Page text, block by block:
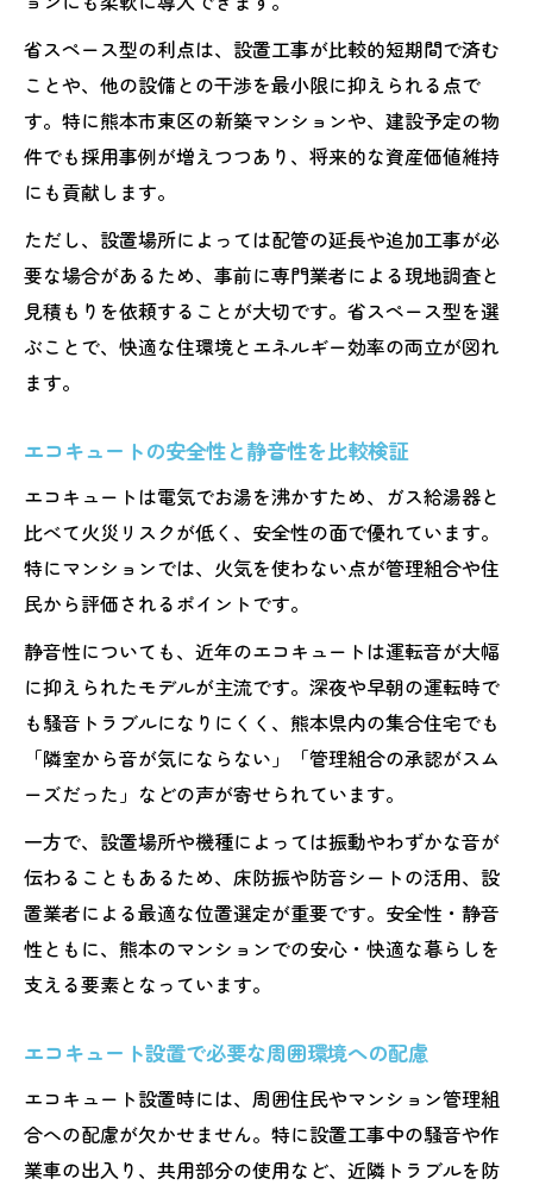
省スペース型の利点は、設置工事が比較的短期間で済む
ことや、他の設備との干渉を最小限に抑えられる点で
す。特に熊本市東区の新築マンションや、建設予定の物
件でも採用事例が増えつつあり、将来的な資産価値維持
にも貢献します。
ただし、設置場所によっては配管の延長や追加工事が必
要な場合があるため、事前に専門業者による現地調査と
見積もりを依頼することが大切です。省スペース型を選
ぶことで、快適な住環境とエネルギー効率の両立が図れ
ます。
エコキュートの安全性と静音性を比較検証
エコキュートは電気でお湯を沸かすため、ガス給湯器と
比べて火災リスクが低く、安全性の面で優れています。
特にマンションでは、火気を使わない点が管理組合や住
民から評価されるポイントです。
静音性についても、近年のエコキュートは運転音が大幅
に抑えられたモデルが主流です。深夜や早朝の運転時で
も騒音トラブルになりにくく、熊本県内の集合住宅でも
「隣室から音が気にならない」「管理組合の承認がスム
ーズだった」などの声が寄せられています。
一方で、設置場所や機種によっては振動やわずかな音が
伝わることもあるため、床防振や防音シートの活用、設
置業者による最適な位置選定が重要です。安全性・静音
性ともに、熊本のマンションでの安心・快適な暮らしを
支える要素となっています。
エコキュート設置で必要な周囲環境への配慮
エコキュート設置時には、周囲住民やマンション管理組
合への配慮が欠かせません。特に設置工事中の騒音や作
業車の出入り、共用部分の使用など、近隣トラブルを防